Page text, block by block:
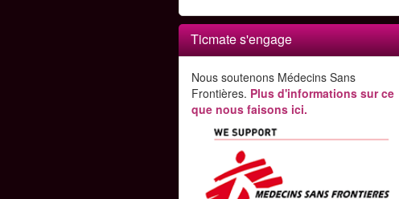
Ticmate s'engage
Nous soutenons Médecins Sans
Frontières. Plus d'informations sur ce
que nous faisons ici.